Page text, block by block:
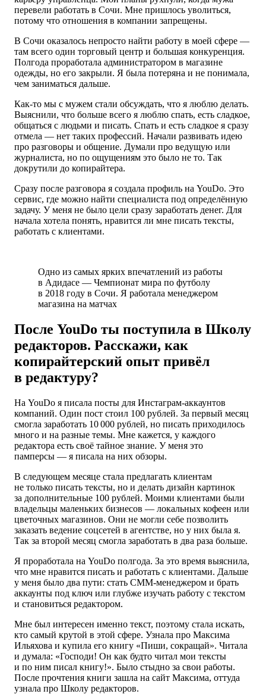
перевели работать в Сочи. Мне пришлось уволиться,
потому что отношения в компании запрещены.
В Сочи оказалось непросто найти работу в моей сфере —
там всего один торговый центр и большая конкуренция.
Полгода проработала администратором в магазине
одежды, но его закрыли. Я была потеряна и не понимала,
чем заниматься дальше.
Как-то мы с мужем стали обсуждать, что я люблю делать.
Выяснили, что больше всего я люблю спать, есть сладкое,
общаться с людьми и писать. Спать и есть сладкое я сразу
отмела — нет таких профессий. Начали развивать идею
про разговоры и общение. Думали про ведущую или
журналиста, но по ощущениям это было не то. Так
докрутили до копирайтера.
Сразу после разговора я создала профиль на YouDo. Это
сервис, где можно найти специалиста под определённую
задачу. У меня не было цели сразу заработать денег. Для
начала хотела понять, нравится ли мне писать тексты,
работать с клиентами.
Одно из самых ярких впечатлений из работы
в Адидасе — Чемпионат мира по футболу
в 2018 году в Сочи. Я работала менеджером
магазина на матчах
После YouDo ты поступила в Школу
редакторов. Расскажи, как
копирайтерский опыт привёл
в редактуру?
На YouDo я писала посты для Инстаграм-аккаунтов
компаний. Один пост стоил 100 рублей. За первый месяц
смогла заработать 10 000 рублей, но писать приходилось
много и на разные темы. Мне кажется, у каждого
редактора есть своё тайное знание. У меня это
памперсы — я писала на них обзоры.
В следующем месяце стала предлагать клиентам
не только писать тексты, но и делать дизайн картинок
за дополнительные 100 рублей. Моими клиентами были
владельцы маленьких бизнесов — локальных кофеен или
цветочных магазинов. Они не могли себе позволить
заказать ведение соцсетей в агентстве, но у них была я.
Так за второй месяц смогла заработать в два раза больше.
Я проработала на YouDo полгода. За это время выяснила,
что мне нравится писать и работать с клиентами. Дальше
у меня было два пути: стать СММ-менеджером и брать
аккаунты под ключ или глубже изучать работу с текстом
и становиться редактором.
Мне был интересен именно текст, поэтому стала искать,
кто самый крутой в этой сфере. Узнала про Максима
Ильяхова и купила его книгу «Пиши, сокращай». Читала
и думала: «Господи! Он как будто читал мои тексты
и по ним писал книгу!». Было стыдно за свои работы.
После прочтения книги зашла на сайт Максима, оттуда
узнала про Школу редакторов.